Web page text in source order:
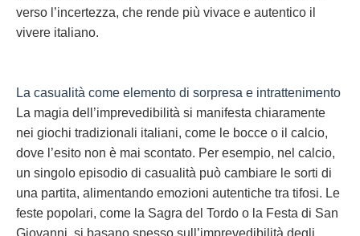
verso l’incertezza, che rende più vivace e autentico il
vivere italiano.
La casualità come elemento di sorpresa e intrattenimento
La magia dell’imprevedibilità si manifesta chiaramente
nei giochi tradizionali italiani, come le bocce o il calcio,
dove l’esito non è mai scontato. Per esempio, nel calcio,
un singolo episodio di casualità può cambiare le sorti di
una partita, alimentando emozioni autentiche tra tifosi. Le
feste popolari, come la Sagra del Tordo o la Festa di San
Giovanni, si basano spesso sull’imprevedibilità degli